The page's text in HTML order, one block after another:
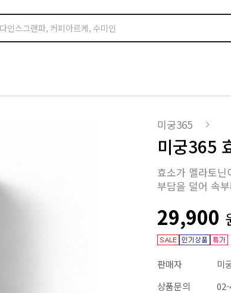
미궁365
미궁365
효소가 멜라토
부담을 덜어 속
29,900
판매자
미
상품문의